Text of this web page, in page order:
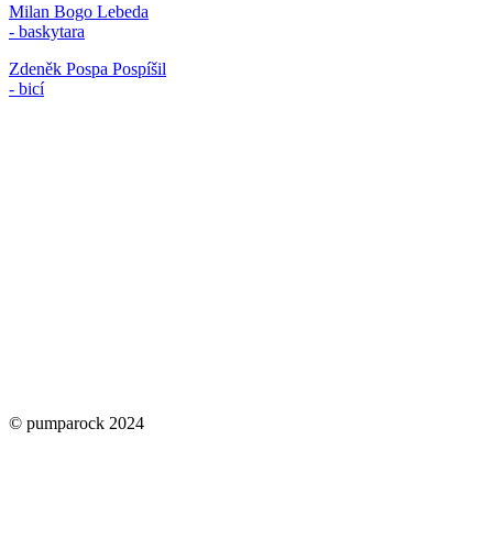
Milan Bogo Lebeda
- baskytara
Zdeněk Pospa Pospíšil
- bicí
© pumparock 2024